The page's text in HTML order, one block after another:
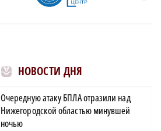
НОВОСТИ ДНЯ
Очередную атаку БПЛА отразили над
Нижегородской областью минувшей
ночью